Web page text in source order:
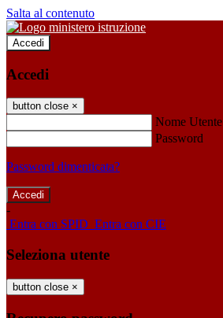
Salta al contenuto
Accedi
Accedi
button close ×
Nome Utente
Password
Password dimenticata?
-
Entra con SPID Entra con CIE
Seleziona utente
button close ×